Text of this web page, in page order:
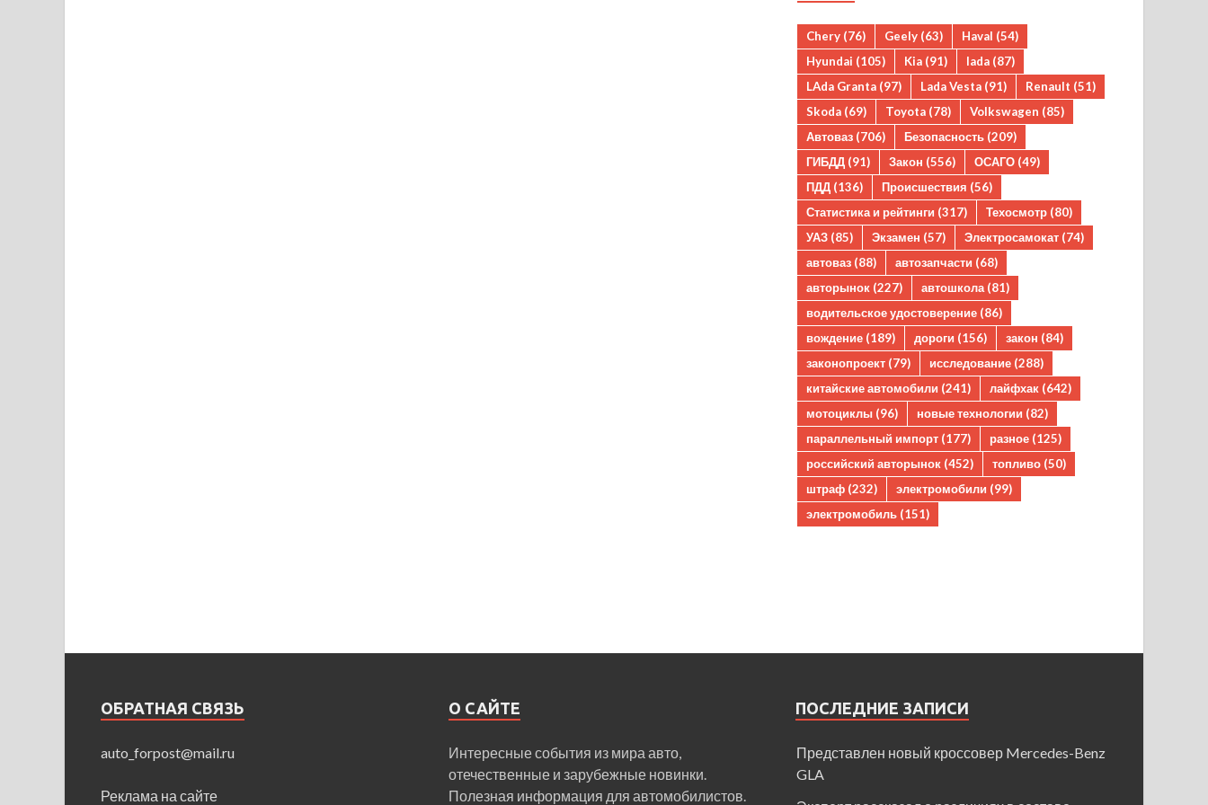
Chery (76) Geely (63) Haval (54)
Hyundai (105) Kia (91) lada (87)
LAda Granta (97) Lada Vesta (91) Renault (51)
Skoda (69) Toyota (78) Volkswagen (85)
Автоваз (706) Безопасность (209)
ГИБДД (91) Закон (556) ОСАГО (49)
ПДД (136) Происшествия (56)
Статистика и рейтинги (317) Техосмотр (80)
УАЗ (85) Экзамен (57) Электросамокат (74)
автоваз (88) автозапчасти (68)
авторынок (227) автошкола (81)
водительское удостоверение (86)
вождение (189) дороги (156) закон (84)
законопроект (79) исследование (288)
китайские автомобили (241) лайфхак (642)
мотоциклы (96) новые технологии (82)
параллельный импорт (177) разное (125)
российский авторынок (452) топливо (50)
штраф (232) электромобили (99)
электромобиль (151)
ОБРАТНАЯ СВЯЗЬ
auto_forpost@mail.ru
Реклама на сайте
О САЙТЕ
Интересные события из мира авто,
отечественные и зарубежные новинки.
Полезная информация для автомобилистов.
ПОСЛЕДНИЕ ЗАПИСИ
Представлен новый кроссовер Mercedes-Benz
GLA